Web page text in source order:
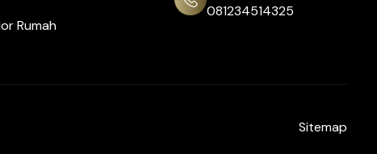
Rumah
081234514325
Sitemap